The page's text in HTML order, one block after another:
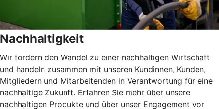
Nachhaltigkeit
Wir fördern den Wandel zu einer nachhaltigen Wirtschaft
und handeln zusammen mit unseren Kundinnen, Kunden,
Mitgliedern und Mitarbeitenden in Verantwortung für eine
nachhaltige Zukunft. Erfahren Sie mehr über unsere
nachhaltigen Produkte und über unser Engagement vor